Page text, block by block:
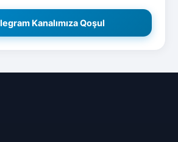
Kanalımıza Qoşul